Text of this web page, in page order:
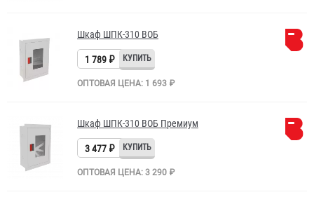
Шкаф ШПК-310 ВОБ
1 789 ₽
ОПТОВАЯ ЦЕНА: 1 693 ₽
Шкаф ШПК-310 ВОБ Премиум
3 477 ₽
ОПТОВАЯ ЦЕНА: 3 290 ₽